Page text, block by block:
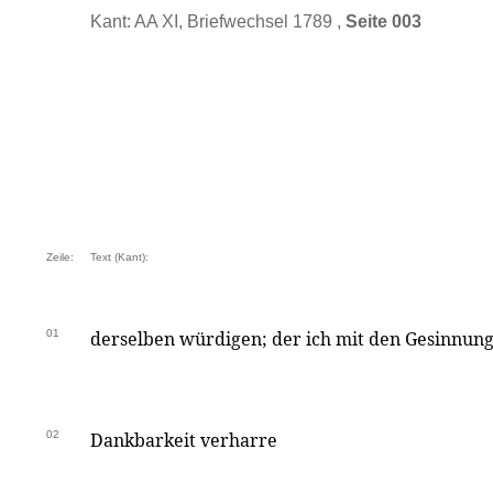
Kant: AA XI, Briefwechsel 1789 , Seite 003
Zeile: Text (Kant):
01 derselben würdigen; der ich mit den
02 Dankbarkeit verharre